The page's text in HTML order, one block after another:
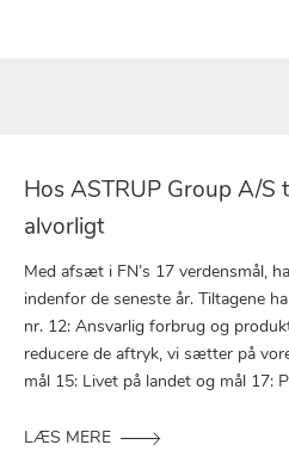
Hos ASTRUP Group A/S
alvorligt
Med afsæt i FN’s 17 verdensmål,
indenfor de seneste år. Tiltagene
nr. 12: Ansvarlig forbrug og
reducere de aftryk, vi sætter på
mål 15: Livet på landet og mål 17:
LÆS MERE